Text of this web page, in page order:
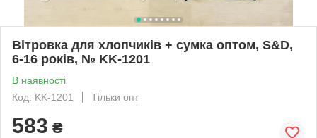
Вітровка для хлопчиків + сумка оптом, S&D,
6-16 років, № KK-1201
В наявності
Код: KK-1201
Тільки опт
583 ₴